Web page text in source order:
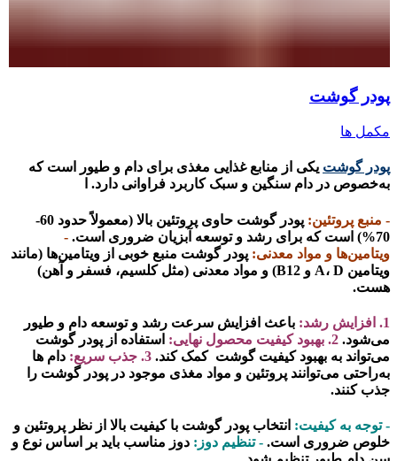
پودر گوشت
مکمل ها
پودر گوشت یکی از منابع غذایی مغذی برای دام و طیور است که
به‌خصوص در دام سنگین و سبک کاربرد فراوانی دارد. ا
- منبع پروتئین:
پودر گوشت حاوی پروتئین بالا (معمولاً حدود 60-
70%) است که برای رشد و توسعه آبزیان ضروری است.
-
ویتامین‌ها و مواد معدنی: پودر گوشت منبع خوبی از ویتامین‌ها (مانند
ویتامین A، D و B12) و مواد معدنی (مثل کلسیم، فسفر و آهن)
هست.
1. افزایش رشد:
باعث افزایش سرعت رشد و توسعه دام و طیور
می‌شود. 2. بهبود کیفیت محصول نهایی:
استفاده از پودر گوشت
می‌تواند به بهبود کیفیت گوشت کمک کند. 3. جذب سریع:
دام ها
به‌راحتی می‌توانند پروتئین و مواد مغذی موجود در پودر گوشت را
جذب کنند.
- توجه به کیفیت: انتخاب پودر گوشت با کیفیت بالا از نظر پروتئین و
خلوص ضروری است. - تنظیم دوز: دوز مناسب باید بر اساس نوع و